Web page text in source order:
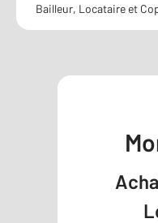
Bailleur, Locataire et